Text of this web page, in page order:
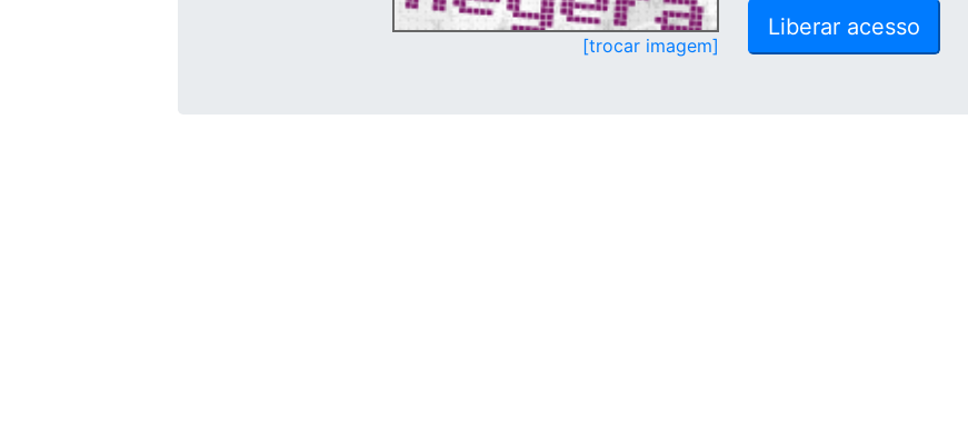
[trocar imagem]